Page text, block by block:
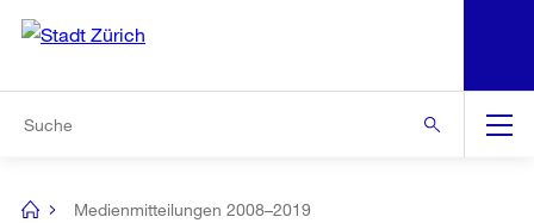
Navigation
[no
Medienmitteilungen 2008–2019